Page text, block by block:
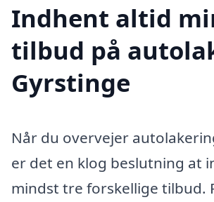
Indhent altid
tilbud på
Gyrstinge
Når du overvejer
er det en klog beslutning at
mindst tre forskellige tilbud.